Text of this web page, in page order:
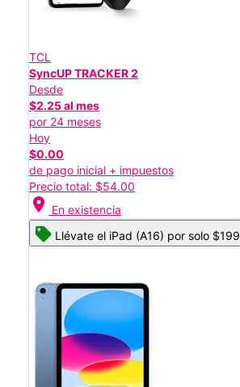
TCL
SyncUP TRACKER 2
Desde
$2.25 al mes
por 24 meses
Hoy
$0.00
de pago inicial + impuestos
Precio total: $54.00
location_on En existencia
Llévate el iPad (A16) por solo $199